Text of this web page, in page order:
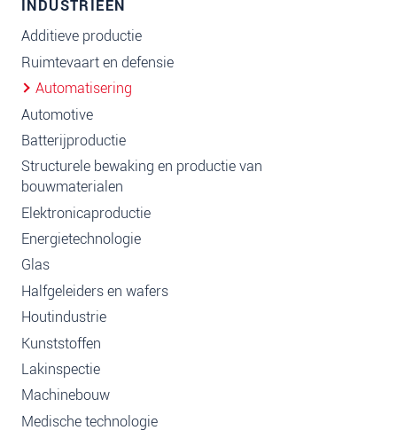
INDUSTRIEËN
Additieve productie
Ruimtevaart en defensie
Automatisering
Automotive
Batterijproductie
Structurele bewaking en productie van
bouwmaterialen
Elektronicaproductie
Energietechnologie
Glas
Halfgeleiders en wafers
Houtindustrie
Kunststoffen
Lakinspectie
Machinebouw
Medische technologie